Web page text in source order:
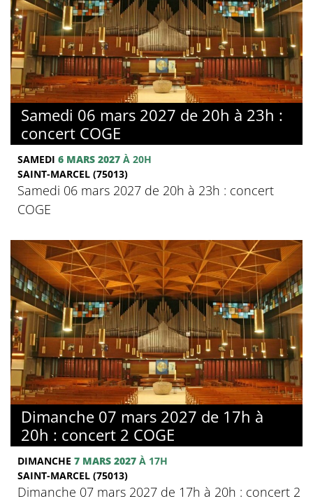
Samedi 06 mars 2027 de 20h à 23h :
concert COGE
SAMEDI 6 MARS 2027 À 20H
SAINT-MARCEL (75013)
Samedi 06 mars 2027 de 20h à 23h : concert
COGE
Dimanche 07 mars 2027 de 17h à
20h : concert 2 COGE
DIMANCHE 7 MARS 2027 À 17H
SAINT-MARCEL (75013)
Dimanche 07 mars 2027 de 17h à 20h : concert 2